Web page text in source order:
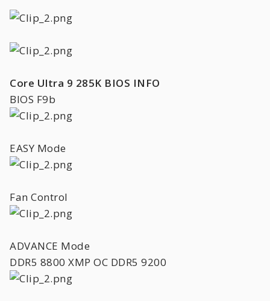
Core Ultra 9 285K BIOS INFO
BIOS F9b
EASY Mode
Fan Control
ADVANCE Mode
DDR5 8800 XMP OC DDR5 9200